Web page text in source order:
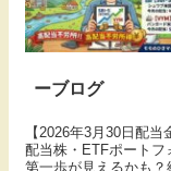
ーブログ
【2026年3月30日配
配当株・ETFポートフ
第一歩が見えるかも